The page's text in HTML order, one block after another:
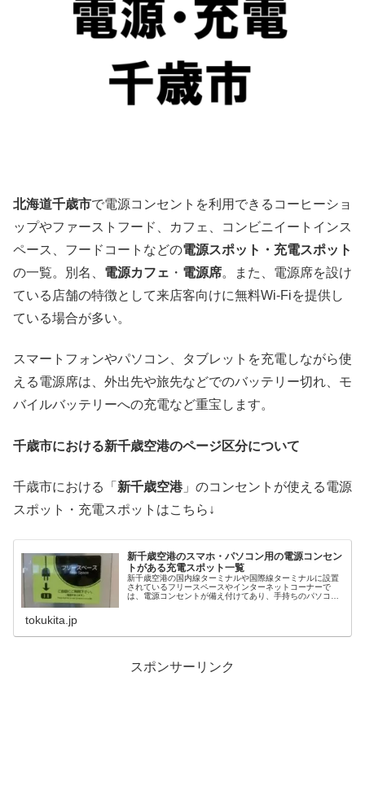
北海道千歳市で電源コンセントを利用できるコーヒーショ
ップやファーストフード、カフェ、コンビニイートインス
ペース、フードコートなどの電源スポット・充電スポット
の一覧。別名、 電源カフェ ・ 電源席。また、電源席を設け
ている店舗の特徴として来店客向けに無料Wi-Fiを提供し
ている場合が多い。
スマートフォンやパソコン、タブレットを充電しながら使
える電源席は、外出先や旅先などでのバッテリー切れ、モ
バイルバッテリーへの充電など重宝します。
千歳市における新千歳空港のページ区分について
千歳市における「 新千歳空港」のコンセントが使える電源
スポット・充電スポットはこちら↓
新千歳空港のスマホ・パソコン用の電源コンセン
トがある充電スポット一覧
新千歳空港の国内線ターミナルや国際線ターミナルに設置
されているフリースペースやインターネットコーナーで
は、電源コンセントが備え付けてあり、手持ちのパソコン
tokukita.jp
スポンサーリンク